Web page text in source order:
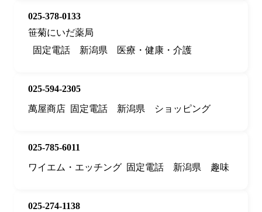
025-378-0133
笹菊にいだ薬局
固定電話
新潟県 医療・健康・介護
025-594-2305
萬屋商店 固定電話 新潟県 ショッピング
025-785-6011
ワイエム・エッチング 固定電話 新潟県 趣味
025-274-1138